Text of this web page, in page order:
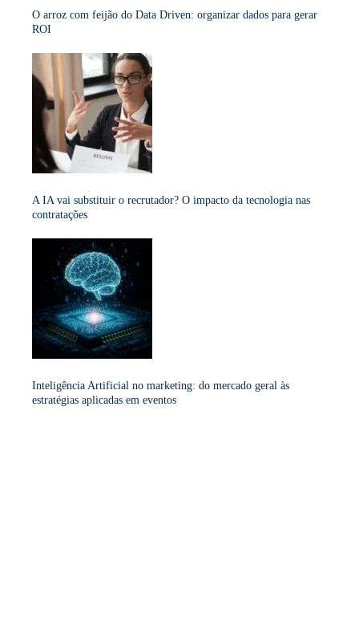
O arroz com feijão do Data Driven: organizar dados para gerar
ROI
A IA vai substituir o recrutador? O impacto da tecnologia nas
contratações
Inteligência Artificial no marketing: do mercado geral às
estratégias aplicadas em eventos